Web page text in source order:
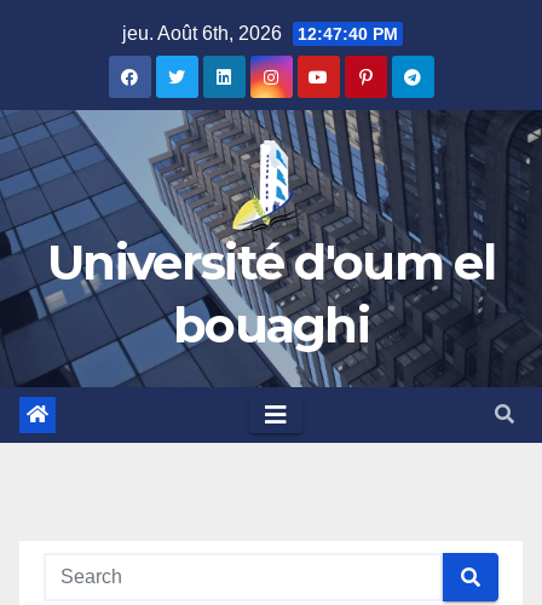
jeu. Août 6th, 2026 12:47:40 PM
Université d'oum el
bouaghi